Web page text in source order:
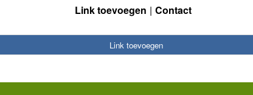
Link toevoegen Contact
Link toevoegen